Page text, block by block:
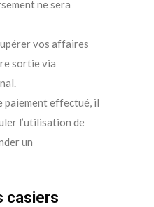
ne sera
vos affaires
sortie via
paiement effectué, il
l’utilisation de
un
casiers